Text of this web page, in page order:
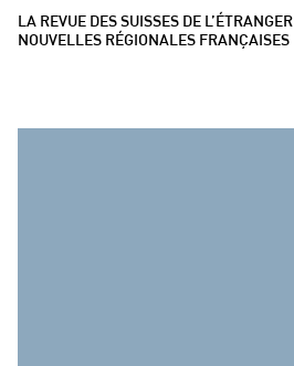
LA REVUE DES SUISSES DE L’ÉTRANGER
NOUVELLES RÉGIONALES FRANÇAISES